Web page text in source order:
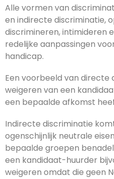
Alle vormen van
en indirecte discriminatie,
discrimineren, intimideren
redelijke aanpassingen
handicap.
Een voorbeeld van directe
weigeren van een
een bepaalde afkomst
Indirecte discriminatie
ogenschijnlijk neutrale
bepaalde groepen
een kandidaat-huurder
weigeren omdat die geen